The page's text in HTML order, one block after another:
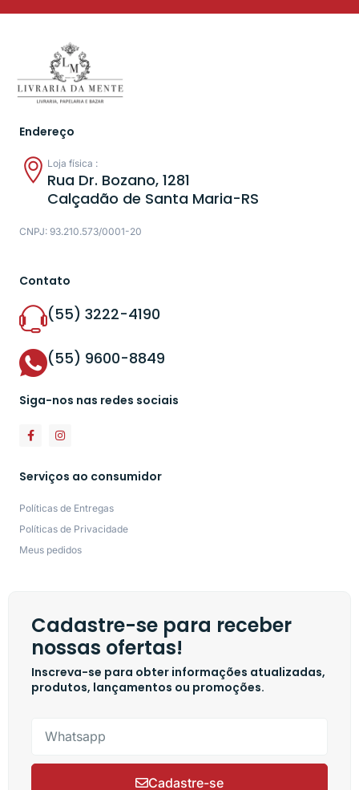
Endereço
Loja física :
Rua Dr. Bozano, 1281
Calçadão de Santa Maria-RS
CNPJ: 93.210.573/0001-20
Contato
(55) 3222-4190
(55) 9600-8849
Siga-nos nas redes sociais
Serviços ao consumidor
Políticas de Entregas
Políticas de Privacidade
Meus pedidos
Cadastre-se para receber
nossas ofertas!
Inscreva-se para obter informações atualizadas,
produtos, lançamentos ou promoções.
Cadastre-se